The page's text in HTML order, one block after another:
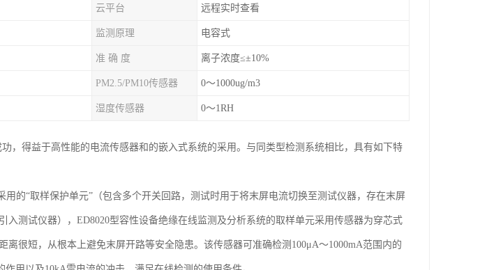
云平台 远程实时查看
监测原理 电容式
准 确 度 离子浓度≤±10%
PM2.5/PM10传感器 0～1000ug/m3
湿度传感器 0～1RH
，得益于高性能的电流传感器和的嵌入式系统的采用。与同类型检测系统相比，具有如下特
的“取样保护单元”（包含多个开关回路，测试时用于将末屏电流切换至测试仪器，存在末屏
入测试仪器），ED8020型容性设备绝缘在线监测及分析系统的取样单元采用传感器为穿芯式
很短，从根本上避免末屏开路等安全隐患。该传感器可准确检测100μA～1000mA范围内的